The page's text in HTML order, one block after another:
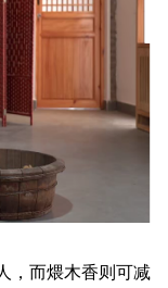
，而煨木香则可减